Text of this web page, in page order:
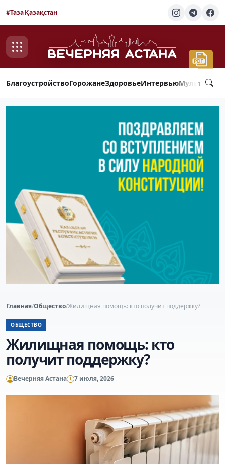
#Таза Қазақстан
БлагоустройствоГорожанеЗдоровьеИнтервью
Главная/Общество/Жилищная помощь: кто получит поддержку?
ОБЩЕСТВО
Жилищная помощь: кто
получит поддержку?
Вечерняя Астана 7 июля, 2026